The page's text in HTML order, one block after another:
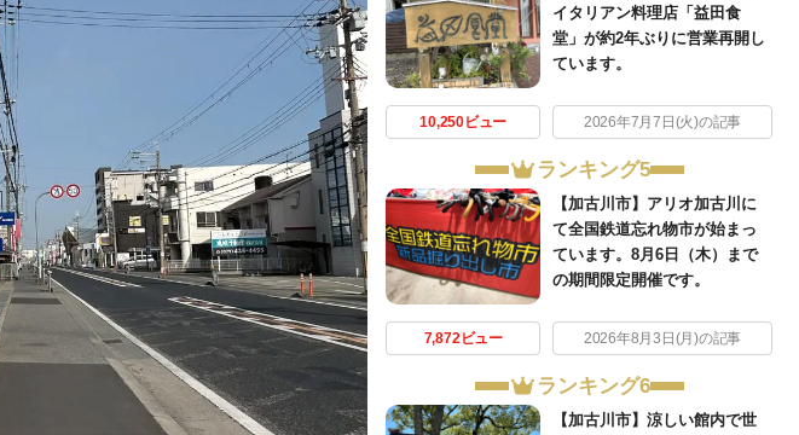
イタリアン料理店「益田食
堂」が約2年ぶりに営業再開し
ています。
10,250ビュー 2026年7月7日(火)の記事
ランキング5
【加古川市】アリオ加古川に
て全国鉄道忘れ物市が始まっ
ています。8月6日（木）まで
の期間限定開催です。
7,872ビュー 2026年8月3日(月)の記事
ランキング6
【加古川市】涼しい館内で世